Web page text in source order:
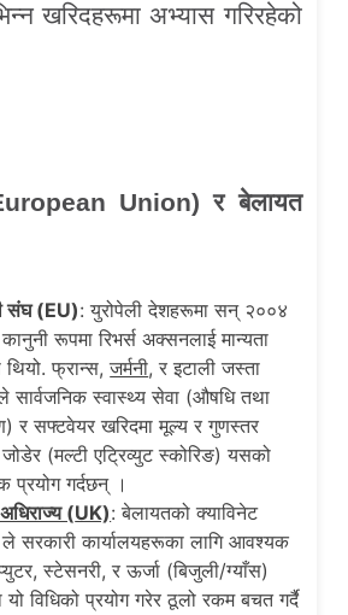
खरिदहरूमा अभ्यास गरिरहेको
Union)र बेलायत
संघ (EU): युरोपेली देशहरूमा सन् २००४
रूपमा रिभर्स अक्सनलाई मान्यता
थियो. फ्रान्स,जर्मनी, र इटाली जस्ता
सार्वजनिक स्वास्थ्य सेवा (औषधि तथा
र सफ्टवेयर खरिदमा मूल्य र गुणस्तर
(मल्टी एट्रिव्युट स्कोरिङ) यसको
प्रयोग गर्दछन् ।
(UK): बेलायतको क्याविनेट
सरकारी कार्यालयहरूका लागि आवश्यक
स्टेसनरी, र ऊर्जा (बिजुली/ग्याँस)
यो विधिको प्रयोग गरेर ठूलो रकम बचत गर्दै